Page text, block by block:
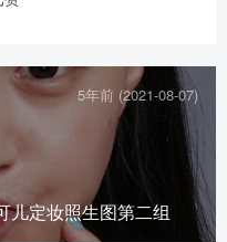
5年前 (2021-08-07)
儿定妆照生图第二组